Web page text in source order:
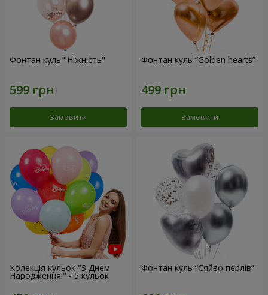
Фонтан куль "Ніжність"
Замовити
Фонтан куль “Golden hearts”
Замовити
Колекція кульок "З Днем
Народження!" - 5 кульок
Фонтан куль “Сяйво перлів”